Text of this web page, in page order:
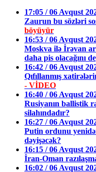
17:05 / 06 Avqust
Zaurun bu sözləri
böyüyür
16:53 / 06 Avqust
Moskva ilə İrəvan
daha pis olacağını
16:42 / 06 Avqust
Qıfıllanmış
- VİDEO
16:40 / 06 Avqust
Rusiyanın ballistik
silahındadır?
16:27 / 06 Avqust
Putin ordunu
dəyişəcək?
16:15 / 06 Avqust
İran-Oman
16:02 / 06 Avqust